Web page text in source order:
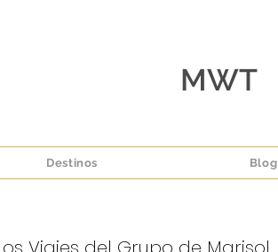
Destinos Blog